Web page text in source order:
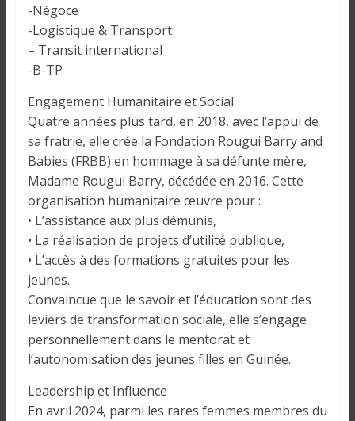
-Négoce
-Logistique & Transport
– Transit international
-B-TP
Engagement Humanitaire et Social
Quatre années plus tard, en 2018, avec l’appui de
sa fratrie, elle crée la Fondation Rougui Barry and
Babies (FRBB) en hommage à sa défunte mère,
Madame Rougui Barry, décédée en 2016. Cette
organisation humanitaire œuvre pour :
• L’assistance aux plus démunis,
• La réalisation de projets d’utilité publique,
• L’accès à des formations gratuites pour les
jeunes.
Convaincue que le savoir et l’éducation sont des
leviers de transformation sociale, elle s’engage
personnellement dans le mentorat et
l’autonomisation des jeunes filles en Guinée.
Leadership et Influence
En avril 2024, parmi les rares femmes membres du